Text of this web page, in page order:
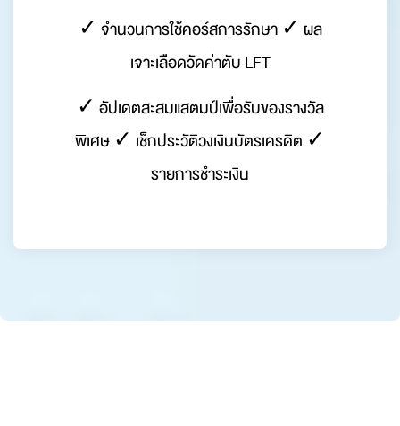
✓ จำนวนการใช้คอร์สการรักษา ✓ ผล
เจาะเลือดวัดค่าตับ LFT
✓ อัปเดตสะสมแสตมป์เพื่อรับของรางวัล
พิเศษ ✓ เช็กประวัติวงเงินบัตรเครดิต ✓
รายการชำระเงิน